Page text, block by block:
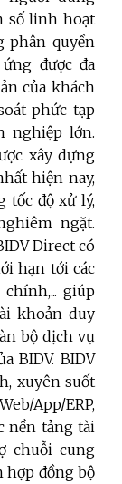
số linh hoạt
phân quyền
được đa
của khách
phức tạp
nghiệp lớn.
xây dựng
hiện nay,
tốc độ xử lý,
ngặt.
Direct có
hạn tới các
giúp
khoản duy
bộ dịch vụ
BIDV. BIDV
xuyên suốt
App/ERP,
nền tảng tài
chuỗi cung
hợp đồng bộ